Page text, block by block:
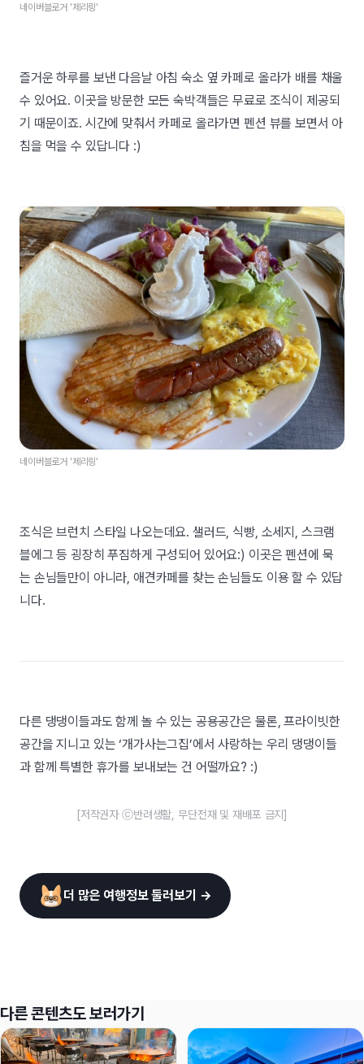
네이버블로거 '제리링'
즐거운 하루를 보낸 다음날 아침 숙소 옆 카페로 올라가 배를 채울
수 있어요. 이곳을 방문한 모든 숙박객들은 무료로 조식이 제공되
기 때문이죠. 시간에 맞춰서 카페로 올라가면 펜션 뷰를 보면서 아
침을 먹을 수 있답니다 :)
네이버블로거 '제리링'
조식은 브런치 스타일 나오는데요. 샐러드, 식빵, 소세지, 스크램
블에그 등 굉장히 푸짐하게 구성되어 있어요:) 이곳은 펜션에 묵
는 손님들만이 아니라, 애견카페를 찾는 손님들도 이용 할 수 있답
니다.
다른 댕댕이들과도 함께 놀 수 있는 공용공간은 물론, 프라이빗한
공간을 지니고 있는 ‘개가사는그집’에서 사랑하는 우리 댕댕이들
과 함께 특별한 휴가를 보내보는 건 어떨까요? :)
[저작권자 ⓒ반려생활, 무단전재 및 재배포 금지]
더 많은 여행정보 둘러보기 →
다른 콘텐츠도 보러가기